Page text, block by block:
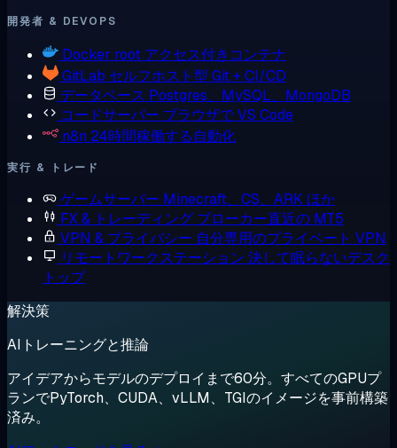
開発者 & DEVOPS
Docker root アクセス付きコンテナ
GitLab セルフホスト型 Git + CI/CD
データベース Postgres、MySQL、MongoDB
コードサーバー ブラウザで VS Code
n8n 24時間稼働する自動化
実行 & トレード
ゲームサーバー Minecraft、CS、ARK ほか
FX & トレーディング ブローカー直近の MT5
VPN & プライバシー 自分専用のプライベート VPN
リモートワークステーション 決して眠らないデスク
トップ
解決策
AIトレーニングと推論
アイデアからモデルのデプロイまで60分。すべてのGPUプ
ランでPyTorch、CUDA、vLLM、TGIのイメージを事前構築
済み。